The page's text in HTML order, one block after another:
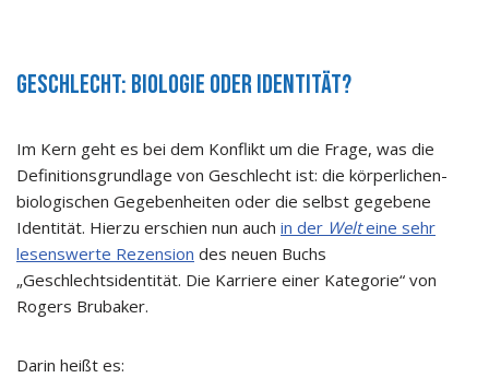
Geschlecht: Biologie oder Identität?
Im Kern geht es bei dem Konflikt um die Frage, was die
Definitionsgrundlage von Geschlecht ist: die körperlichen-
biologischen Gegebenheiten oder die selbst gegebene
Identität. Hierzu erschien nun auch in der Welteine sehr
lesenswerte Rezension des neuen Buchs
„Geschlechtsidentität. Die Karriere einer Kategorie“ von
Rogers Brubaker.
Darin heißt es: